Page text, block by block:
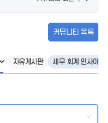
커뮤니티 목록
자유게시판 세무·회계 인사이트